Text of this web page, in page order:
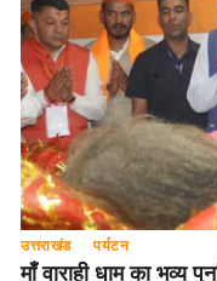
उत्तराखंड पर्यटन
माँ वाराही धाम का भव्य